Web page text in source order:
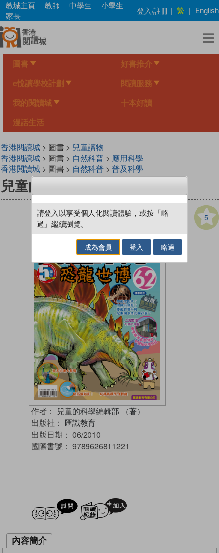
Skip
main
content
教城主頁 教師 中學生
小學生
家長
登入/註冊 | 繁 | English
圖書 好書推介
e悅讀學校計劃 閱讀服務
我的閱讀城 十本好讀
漫話生活
香港閱讀城> 圖書 > 兒童讀物
香港閱讀城> 圖書 > 自然科普> 應用科學
香港閱讀城> 圖書 > 自然科普> 普及科學
兒童的科學(教材版) 62
5
作者： 兒童的科學編輯部 （著）
出版社： 匯識教育
出版日期： 06/2010
國際書號： 9789626811221
試閲
內容簡介
請登入以享受個人化閱讀體驗，或按「略
過」繼續瀏覽。
成為會員 登入 略過